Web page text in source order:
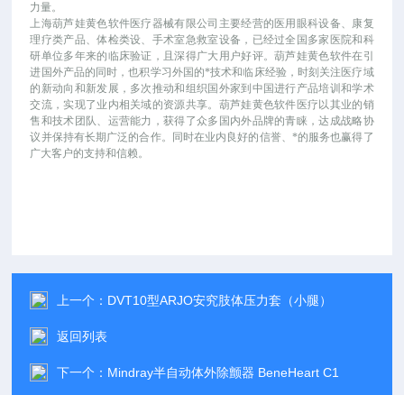
力量。
上海葫芦娃黄色软件医疗器械有限公司主要经营的医用眼科设备、康复
理疗类产品、体检类设、手术室急救室设备，已经过全国多家医院和科
研单位多年来的临床验证，且深得广大用户好评。葫芦娃黄色软件在引
进国外产品的同时，也积学习外国的*技术和临床经验，时刻关注医疗域
的新动向和新发展，多次推动和组织国外家到中国进行产品培训和学术
交流，实现了业内相关域的资源共享。葫芦娃黄色软件医疗以其业的销
售和技术团队、运营能力，获得了众多国内外品牌的青睐，达成战略协
议并保持有长期广泛的合作。同时在业内良好的信誉、*的服务也赢得了
广大客户的支持和信赖。
上一个： DVT10型ARJO安究肢体压力套（小腿）
返回列表
下一个： Mindray半自动体外除颤器 BeneHeart C1